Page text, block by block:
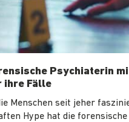
Psychiaterin
ihre Fälle
Menschen seit jeher
Hype hat die forensische